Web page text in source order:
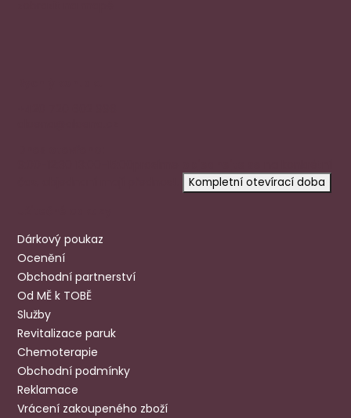
Kompletní otevírací doba
Dárkový poukaz
Ocenění
Obchodní partnerství
Od MĚ k TOBĚ
Služby
Revitalizace paruk
Chemoterapie
Obchodní podmínky
Reklamace
Vrácení zakoupeného zboží